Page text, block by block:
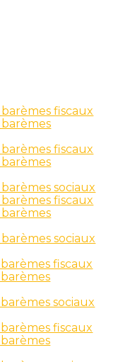
fiscaux
fiscaux
sociaux
fiscaux
sociaux
fiscaux
sociaux
fiscaux